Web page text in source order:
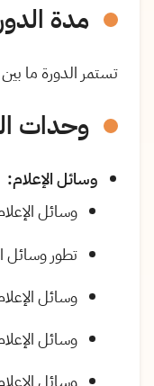
مدة
تستمر الدورة ما بين 6 و10 ساعات.
وحدات
وسائل الإعلام:
وسائل
تطور وسائل
وسائل
وسائل